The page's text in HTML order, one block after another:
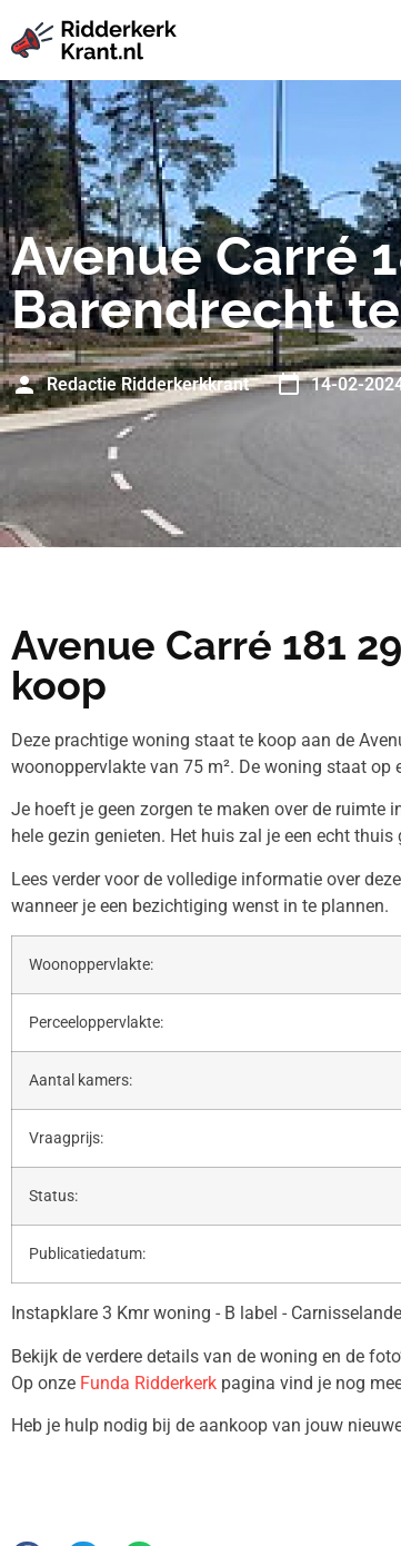
Avenue Carré
Barendrecht
Redactie Ridderkerkkrant 14-02-
Avenue Carré 181
koop
Deze prachtige woning staat te koop aan de
woonoppervlakte van 75 m². De woning staat op
Je hoeft je geen zorgen te maken over de ruimte
hele gezin genieten. Het huis zal je een echt thuis
Lees verder voor de volledige informatie over
wanneer je een bezichtiging wenst in te plannen.
Woonoppervlakte:
Perceeloppervlakte:
Aantal kamers:
Vraagprijs:
Status:
Publicatiedatum:
Instapklare 3 Kmr woning - B label - Carnisselande
Bekijk de verdere details van de woning en de
Op onze Funda Ridderkerk pagina vind je nog
Heb je hulp nodig bij de aankoop van jouw